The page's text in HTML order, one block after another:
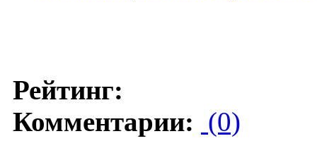
Рейтинг:
Комментарии: (0)